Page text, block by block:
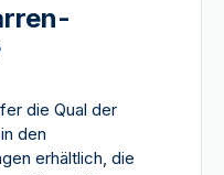
die Qual der
den
erhältlich, die